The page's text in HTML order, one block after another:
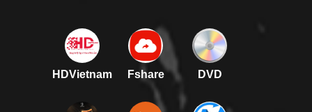
HDVietnam Fshare DVD